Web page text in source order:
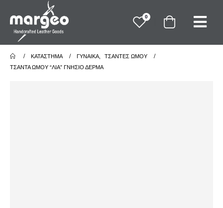
0
ΚΑΤΆΣΤΗΜΑ ΓΥΝΑΙΚΑ
ΤΣΑΝΤΕΣ ΩΜΟΥ
ΤΣΆΝΤΑ ΏΜΟΥ “ΛΊΑ” ΓΝΉΣΙΟ ΔΈΡΜΑ